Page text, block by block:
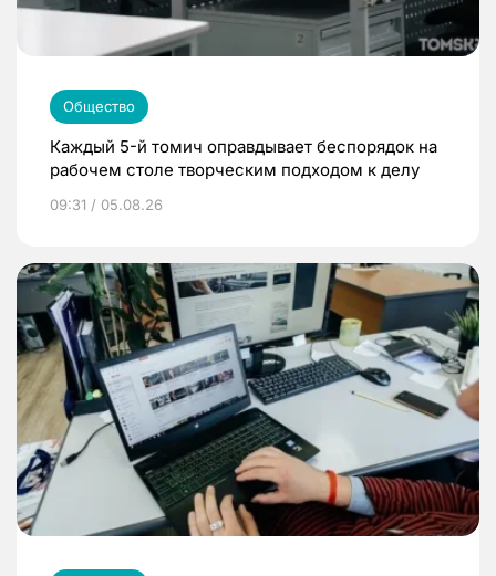
Общество
Каждый 5-й томич оправдывает беспорядок на
рабочем столе творческим подходом к делу
09:31 / 05.08.26